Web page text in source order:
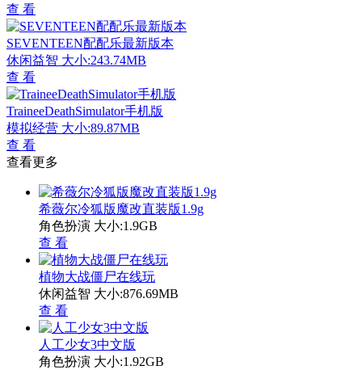
查 看
SEVENTEEN配配乐最新版本
休闲益智 大小:243.74MB
查 看
TraineeDeathSimulator手机版
模拟经营 大小:89.87MB
查 看
查看更多
希薇尔冷狐版魔改直装版1.9g
角色扮演 大小:1.9GB
查 看
植物大战僵尸在线玩
休闲益智 大小:876.69MB
查 看
人工少女3中文版
角色扮演 大小:1.92GB